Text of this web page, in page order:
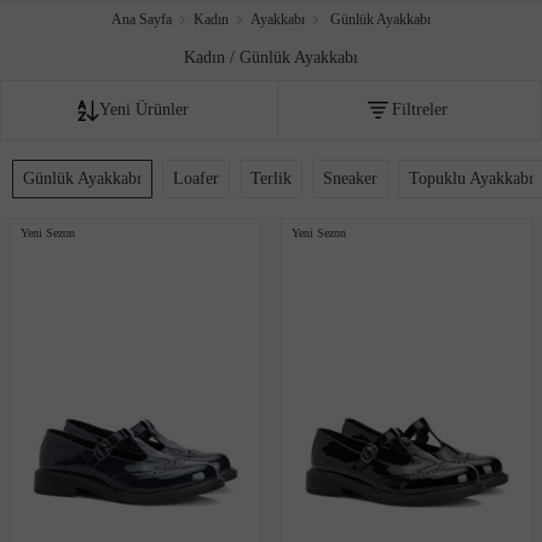
Ana Sayfa Kadın Ayakkabı Günlük Ayakkabı
Kadın / Günlük Ayakkabı
Yeni Ürünler
Fiyata göre artan
Yeni Eklenenler
Filtreler
Günlük Ayakkabı Loafer Terlik Sneaker Topuklu Ayakkabı
Yeni Sezon Yeni Sezon